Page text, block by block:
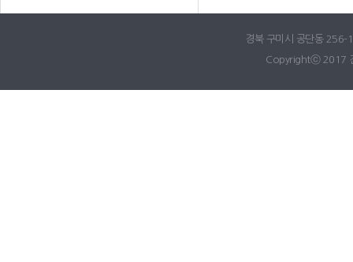
경북 구미시 공단동
Copyrightⓒ 2017